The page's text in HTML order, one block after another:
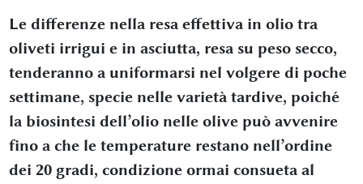
Le differenze nella resa effettiva in olio tra
oliveti irrigui e in asciutta, resa su peso secco,
tenderanno a uniformarsi nel volgere di poche
settimane, specie nelle varietà tardive, poiché
la biosintesi dell’olio nelle olive può avvenire
fino a che le temperature restano nell’ordine
dei 20 gradi, condizione ormai consueta al